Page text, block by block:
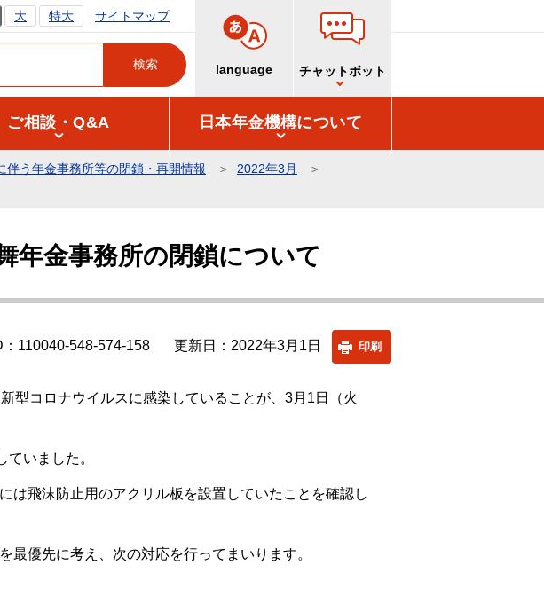
大 特大 サイトマップ
language チャットボット
ご相談・Q&A 日本年金機構について
伴う年金事務所等の閉鎖・再開情報
2022年3月
年金事務所の閉鎖について
110040-548-574-158 更新日：2022年3月1日 印刷
型コロナウイルスに感染していることが、3月1日（火
いました。
は飛沫防止用のアクリル板を設置していたことを確認し
優先に考え、次の対応を行ってまいります。